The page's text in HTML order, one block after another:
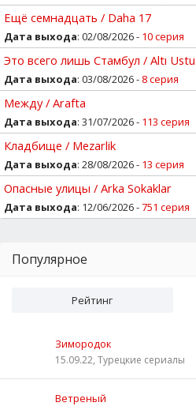
Ещё семнадцать / Daha 17
Дата выхода: 02/08/2026 - 10 серия
Это всего лишь Стамбул / Altı
Дата выхода: 03/08/2026 - 8 серия
Между / Arafta
Дата выхода: 31/07/2026 - 113 серия
Кладбище / Mezarlik
Дата выхода: 28/08/2026 - 13 серия
Опасные улицы / Arka Sokaklar
Дата выхода: 12/06/2026 -751 серия
Популярное
Рейтинг
Зимородок
15.09.22, Турецкие сериалы
Ветреный